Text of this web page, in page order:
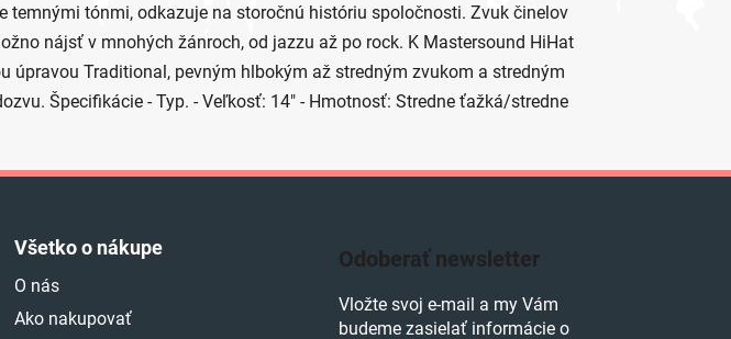
temnými tónmi, odkazuje na storočnú históriu spoločnosti. Zvuk činelov
nájsť v mnohých žánroch, od jazzu až po rock. K Mastersound HiHat
Traditional, pevným hlbokým až stredným zvukom a stredným
Špecifikácie - Typ. - Veľkosť: 14" - Hmotnosť: Stredne ťažká/stredne
Všetko o nákupe
O nás
Ako nakupovať
Odoberať newsletter
Vložte svoj e-mail a my Vám
budeme zasielať informácie o